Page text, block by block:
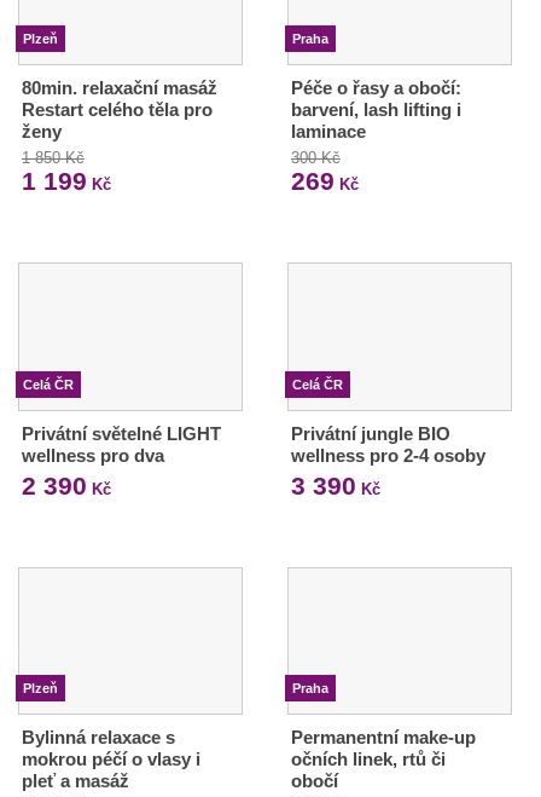
Plzeň
80min. relaxační masáž
Restart celého těla pro
ženy
1 850 Kč
1 199 Kč
Praha
Péče o řasy a obočí:
barvení, lash lifting i
laminace
300 Kč
269 Kč
Celá ČR
Privátní světelné LIGHT
wellness pro dva
2 390 Kč
Celá ČR
Privátní jungle BIO
wellness pro 2-4 osoby
3 390 Kč
Plzeň
Bylinná relaxace s
mokrou péčí o vlasy i
pleť a masáž
Praha
Permanentní make-up
očních linek, rtů či
obočí